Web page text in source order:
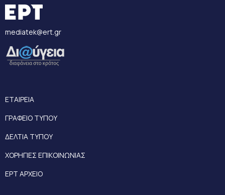
mediatek@ert.gr
ΕΤΑΙΡΕΙΑ
ΓΡΑΦΕΙΟ ΤΥΠΟΥ
ΔΕΛΤΙΑ ΤΥΠΟΥ
ΧΟΡΗΓΙΕΣ ΕΠΙΚΟΙΝΩΝΙΑΣ
ΕΡΤ ΑΡΧΕΙΟ